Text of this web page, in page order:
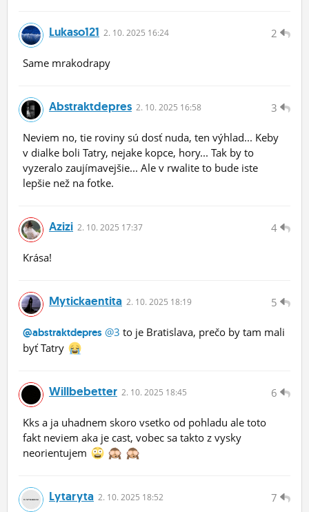
2
Lukaso121 2. 10. 2025 16:24
Same mrakodrapy
3
Abstraktdepres 2. 10. 2025 16:58
Neviem no, tie roviny sú dosť nuda, ten výhlad... Keby
v dialke boli Tatry, nejake kopce, hory... Tak by to
vyzeralo zaujímavejšie... Ale v rwalite to bude iste
lepšie než na fotke.
4
Azizi 2. 10. 2025 17:37
Krása!
5
Mytickaentita 2. 10. 2025 18:19
@abstraktdepres @3 to je Bratislava, prečo by tam mali
byť Tatry
6
Willbebetter 2. 10. 2025 18:45
Kks a ja uhadnem skoro vsetko od pohladu ale toto
fakt neviem aka je cast, vobec sa takto z vysky
neorientujem
7
Lytaryta 2. 10. 2025 18:52